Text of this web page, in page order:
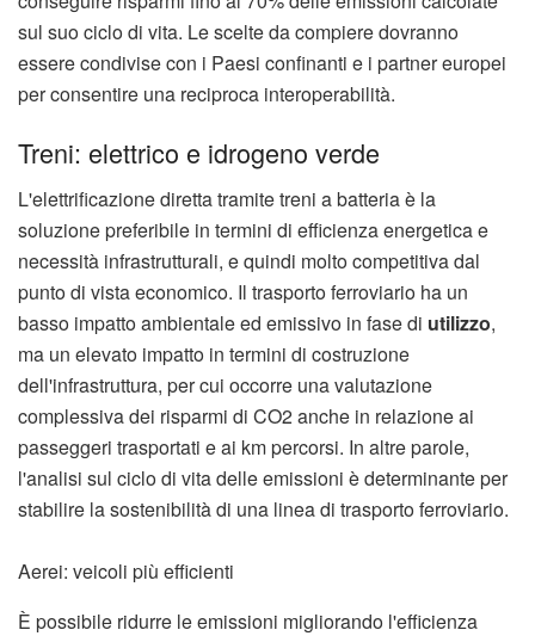
sul suo ciclo di vita. Le scelte da compiere dovranno
essere condivise con i Paesi confinanti e i partner europei
per consentire una reciproca interoperabilità.
Treni: elettrico e idrogeno verde
L'elettrificazione diretta tramite treni a batteria è la
soluzione preferibile in termini di efficienza energetica e
necessità infrastrutturali, e quindi molto competitiva dal
punto di vista economico. Il trasporto ferroviario ha un
basso impatto ambientale ed emissivo in fase di utilizzo,
ma un elevato impatto in termini di costruzione
dell'infrastruttura, per cui occorre una valutazione
complessiva dei risparmi di CO2 anche in relazione ai
passeggeri trasportati e ai km percorsi. In altre parole,
l'analisi sul ciclo di vita delle emissioni è determinante per
stabilire la sostenibilità di una linea di trasporto ferroviario.
Aerei: veicoli più efficienti
È possibile ridurre le emissioni migliorando l'efficienza